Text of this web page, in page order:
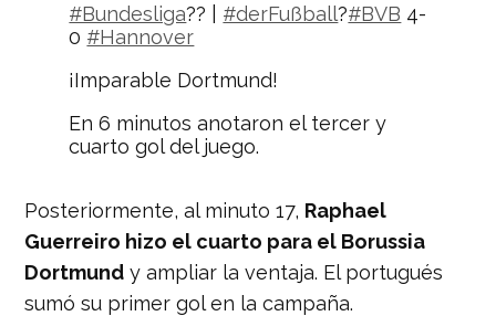
#Bundesliga?? | #derFußball?#BVB 4-
0 #Hannover
¡Imparable Dortmund!
En 6 minutos anotaron el tercer y
cuarto gol del juego.
⚽ 67′ Raphael Guerreiro ??
¿Habrá más goles?
pic.twitter.com/uj4nu736Jx
Posteriormente, al minuto 17, Raphael
Guerreiro hizo el cuarto para el Borussia
Dortmund y ampliar la ventaja. El portugués
sumó su primer gol en la campaña.